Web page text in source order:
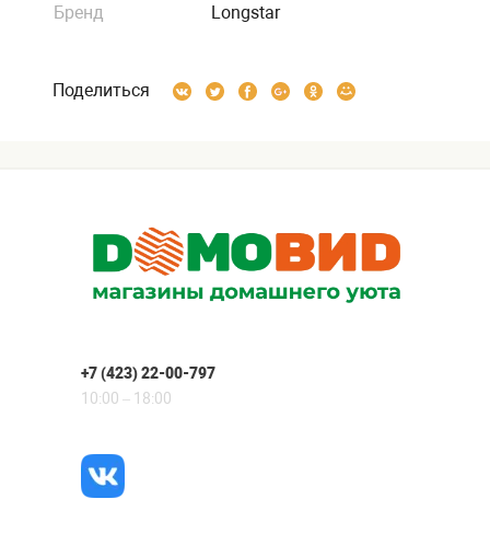
Бренд
Longstar
Поделиться
+7 (423) 22-00-797
10:00 – 18:00